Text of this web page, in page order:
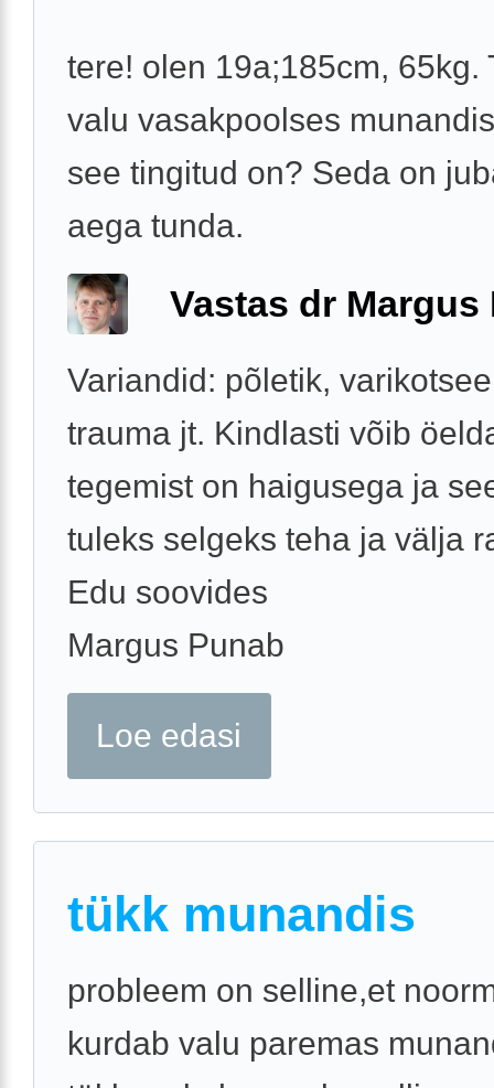
tere! olen 19a;185cm, 65kg.
valu vasakpoolses
see tingitud on? Seda on
aega tunda.
Vastas dr Margus
Variandid: põletik,
trauma jt. Kindlasti võib
tegemist on haigusega ja
tuleks selgeks teha ja välja
Edu soovides
Margus Punab
Loe edasi
tükk munandis
probleem on selline,et
kurdab valu paremas